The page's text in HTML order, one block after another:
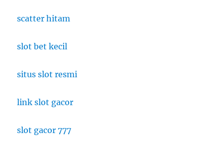
scatter hitam
slot bet kecil
situs slot resmi
link slot gacor
slot gacor 777